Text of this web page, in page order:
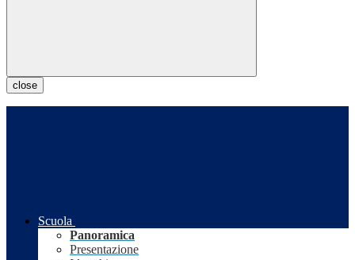
close
Scuola
Panoramica
Presentazione